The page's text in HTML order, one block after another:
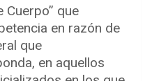
que
en razón de
que
en aquellos